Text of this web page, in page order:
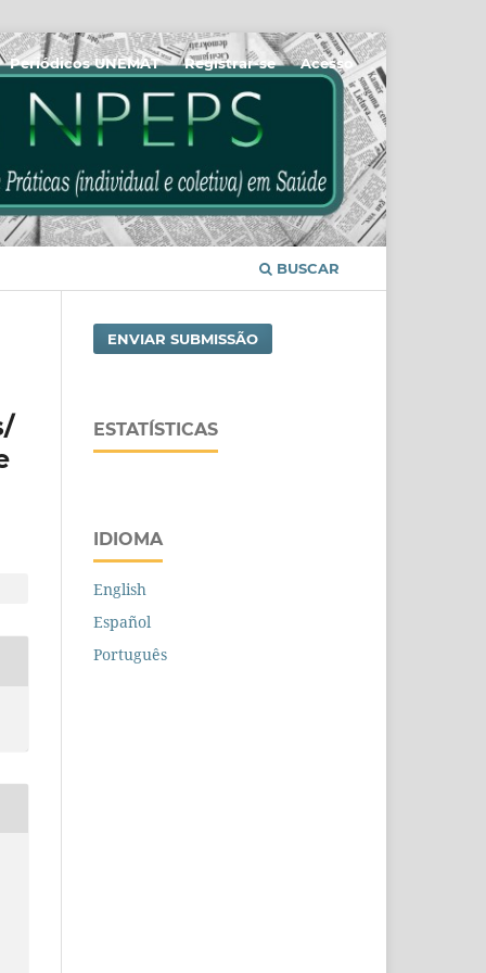
BUSCAR
Periódicos UNEMAT Registrar-se Acesso
ENVIAR SUBMISSÃO
ESTATÍSTICAS
IDIOMA
English
Español
Português